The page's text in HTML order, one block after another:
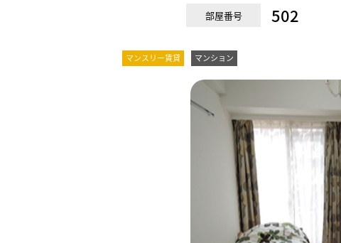
部屋番号 502
マンスリー賃貸 マンション